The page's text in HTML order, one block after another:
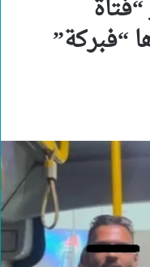
“فبركة”